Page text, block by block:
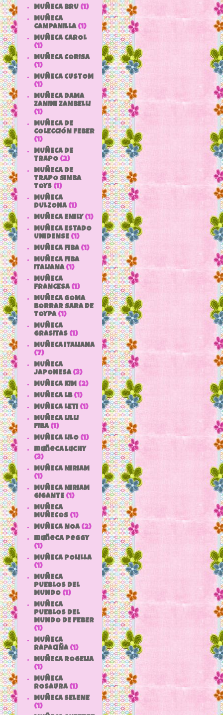
MUÑECA BRU (1)
MUÑECA
CAMPANILLA (1)
MUÑECA CAROL
(1)
MUÑECA CORISA
(1)
MUÑECA CUSTOM
(1)
MUÑECA DAMA
ZANINI ZAMBELLI
(1)
MUÑECA DE
COLECCIÓN FEBER
(1)
MUÑECA DE
TRAPO (2)
MUÑECA DE
TRAPO SIMBA
TOYS (1)
MUÑECA
DULZONA (1)
MUÑECA EMILY (1)
MUÑECA ESTADO
UNIDENSE (1)
MUÑECA FIBA (1)
MUÑECA FIBA
ITALIANA (1)
MUÑECA
FRANCESA (1)
MUÑECA GOMA
BORRAR SARA DE
TOYPA (1)
MUÑECA
GRASITAS (1)
MUÑECA ITALIANA
(7)
MUÑECA
JAPONESA (3)
MUÑECA KIM (2)
MUÑECA LB (1)
MUÑECA LETI (1)
MUÑECA LILLI
FIBA (1)
MUÑECA LILO (1)
muñeca luchy
(3)
MUÑECA MIRIAM
(1)
MUÑECA MIRIAM
GIGANTE (1)
MUÑECA
MUÑECOS (1)
MUÑECA NOA (2)
muñeca peggy
(1)
MUÑECA POLILLA
(1)
MUÑECA
PUEBLOS DEL
MUNDO (1)
MUÑECA
PUEBLOS DEL
MUNDO DE FEBER
(1)
MUÑECA
RAPACIÑA (1)
MUÑECA ROGELIA
(1)
MUÑECA
ROSAURA (1)
MUÑECA SELENE
(1)